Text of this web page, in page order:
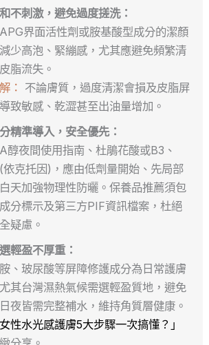
不刺激，避免過度搓洗：
界面活性劑或胺基酸型成分的潔顏
少高泡、緊繃感，尤其應避免頻繁清
脂流失。
：
不論膚質，過度清潔會損及皮脂屏
致敏感、乾澀甚至出油量增加。
精準導入，安全優先：
醇夜間使用指南、杜鵑花酸或B3、
克托因)，應由低劑量開始、先局部
天加強物理性防曬。保養品推薦須包
分標示及第三方PIF資訊檔案，杜絕
疑慮。
輕盈不厚重：
、玻尿酸等屏障修護成分為日常護膚
其台灣濕熱氣候需選輕盈質地，避免
夜皆需完整補水，維持角質層健康。
女性水光感護膚5大步驟一次搞懂？」